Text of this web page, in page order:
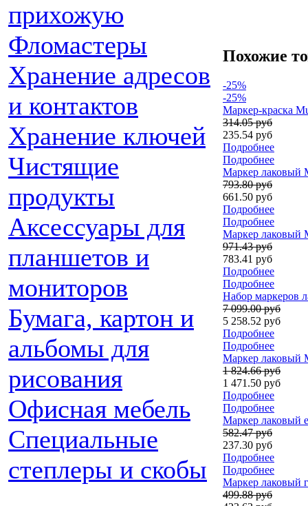
прихожую
Фломастеры
Хранение адресов
и контактов
Хранение ключей
Чистящие
продукты
Аксессуары для
планшетов и
мониторов
Бумага, картон и
альбомы для
рисования
Офисная мебель
Специальные
степлеры и скобы
Похожие
-25%
-25%
Маркер-краска
314.05 руб
235.54 руб
Подробнее
Подробнее
Маркер лаковый
793.80 руб
661.50 руб
Подробнее
Подробнее
Маркер лаковый
971.43 руб
783.41 руб
Подробнее
Подробнее
Набор маркеров
7 099.00 руб
5 258.52 руб
Подробнее
Подробнее
Маркер лаковый
1 824.66 руб
1 471.50 руб
Подробнее
Подробнее
Маркер лаковый
582.47 руб
237.30 руб
Подробнее
Подробнее
Маркер лаковый
499.88 руб